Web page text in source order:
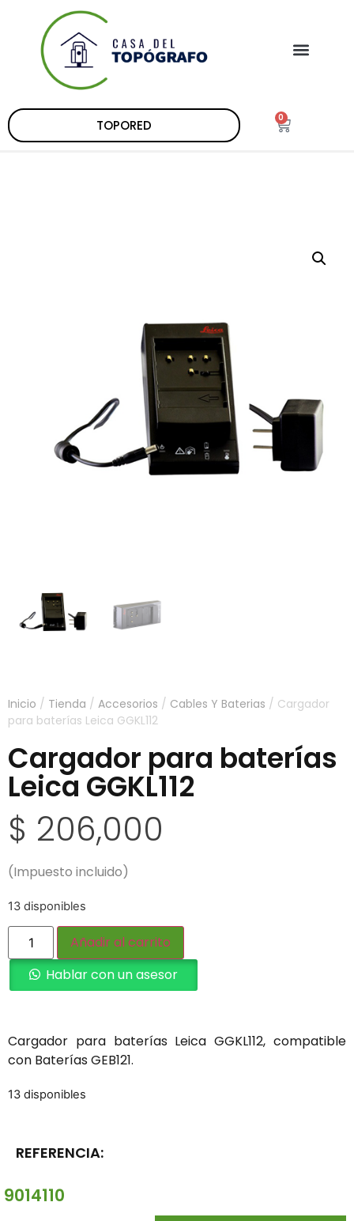
TOPORED 0
Inicio / Tienda / Accesorios / Cables Y Baterias / Cargador
para baterías Leica GGKL112
Cargador para baterías
Leica GGKL112
$ 206,000
(Impuesto incluido)
13 disponibles
Añadir al carrito
Hablar con un asesor
Cargador para baterías Leica GGKL112, compatible
con Baterías GEB121.
13 disponibles
REFERENCIA:
9014110